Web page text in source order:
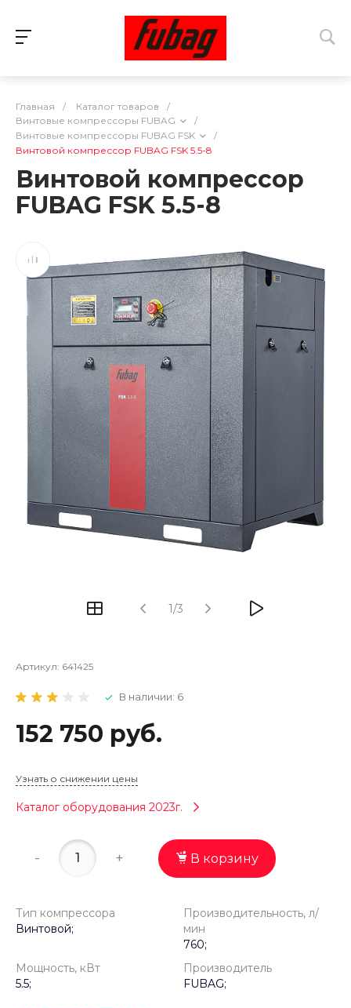
Главная / Каталог товаров
/
Винтовые компрессоры FUBAG
/
Винтовые компрессоры FUBAG FSK
/
Винтовой компрессор FUBAG FSK 5.5-8
Винтовой компрессор
FUBAG FSK 5.5-8
1/3
Артикул: 641425
В наличии: 6
152 750 руб.
Узнать о снижении цены
Каталог оборудования 2023г.
- + В корзину
Тип компрессора
Винтовой;
Производительность, л/
мин
760;
Мощность, кВт
5.5;
Производитель
FUBAG;